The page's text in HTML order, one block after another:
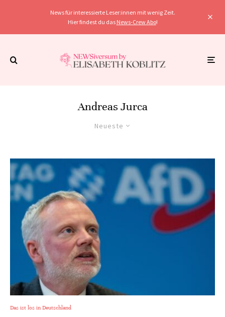
News für interessierte Leser:innen mit wenig Zeit.
Hier findest du das News-Crew Abo!
Andreas Jurca
Neueste
Das ist los in Deutschland